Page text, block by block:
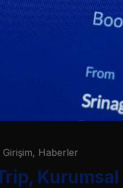
Girişim, Haberler